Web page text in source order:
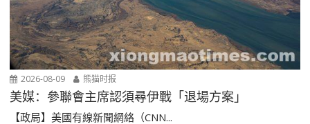
2026-08-09 熊猫时报
美媒：參聯會主席認須尋伊戰「退場方案」
【政局】美國有線新聞網絡（CNN...